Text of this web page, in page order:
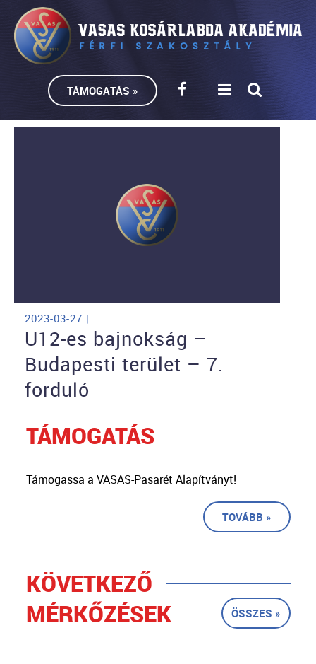
TÁMOGATÁS »
2023-03-27 |
U12-es bajnokság –
Budapesti terület – 7.
forduló
TÁMOGATÁS
Támogassa a VASAS-Pasarét Alapítványt!
TOVÁBB »
KÖVETKEZŐ
MÉRKŐZÉSEK
ÖSSZES »